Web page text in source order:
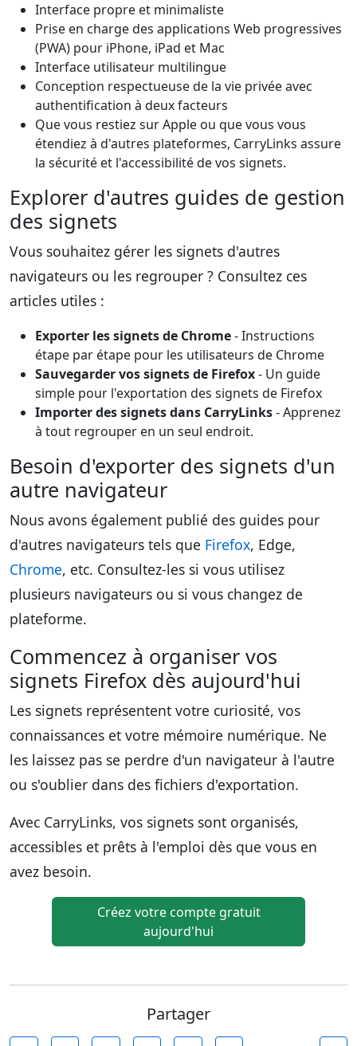
Interface propre et minimaliste
Prise en charge des applications Web progressives
(PWA) pour iPhone, iPad et Mac
Interface utilisateur multilingue
Conception respectueuse de la vie privée avec
authentification à deux facteurs
Que vous restiez sur Apple ou que vous vous
étendiez à d'autres plateformes, CarryLinks assure
la sécurité et l'accessibilité de vos signets.
Explorer d'autres guides de gestion
des signets
Vous souhaitez gérer les signets d'autres
navigateurs ou les regrouper ? Consultez ces
articles utiles :
Exporter les signets de Chrome- Instructions
étape par étape pour les utilisateurs de Chrome
Sauvegarder vos signets de Firefox- Un guide
simple pour l'exportation des signets de Firefox
Importer des signets dans CarryLinks- Apprenez
à tout regrouper en un seul endroit.
Besoin d'exporter des signets d'un
autre navigateur
Nous avons également publié des guides pour
d'autres navigateurs tels que Firefox, Edge,
Chrome, etc. Consultez-les si vous utilisez
plusieurs navigateurs ou si vous changez de
plateforme.
Commencez à organiser vos
signets Firefox dès aujourd'hui
Les signets représentent votre curiosité, vos
connaissances et votre mémoire numérique. Ne
les laissez pas se perdre d'un navigateur à l'autre
ou s'oublier dans des fichiers d'exportation.
Avec CarryLinks, vos signets sont organisés,
accessibles et prêts à l'emploi dès que vous en
avez besoin.
Créez votre compte gratuit
aujourd'hui
Partager